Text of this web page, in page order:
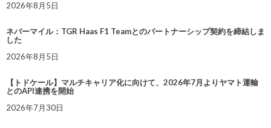
2026年8月5日
ネバーマイル：TGR Haas F1 Teamとのパートナーシップ契約を締結しま
した
2026年8月5日
【トドケール】マルチキャリア化に向けて、2026年7月よりヤマト運輸
とのAPI連携を開始
2026年7月30日